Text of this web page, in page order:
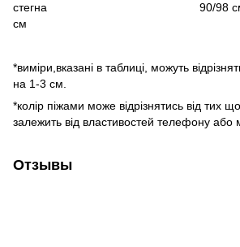
стегна 90/98 см
см
*виміри,вказані в таблиці, можуть
на 1-3 см.
*колір піжами може відрізнятись від тих
залежить від властивостей телефону або
Отзывы